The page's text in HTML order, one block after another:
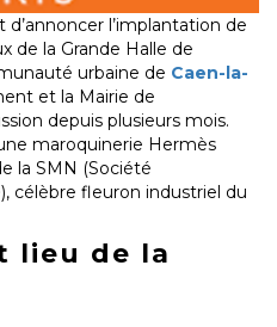
l’implantation de
de la Grande Halle de
urbaine de Caen-la-
et la Mairie de
depuis plusieurs mois.
maroquinerie Hermès
la SMN (Société
célèbre fleuron industriel du
lieu de la